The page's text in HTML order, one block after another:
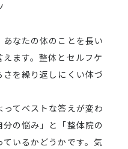
なたの体のことを長い
ます。整体とセルフケ
を繰り返しにくい体づ
てベストな答えが変わ
の悩み」と「整体院の
いるかどうかです。気